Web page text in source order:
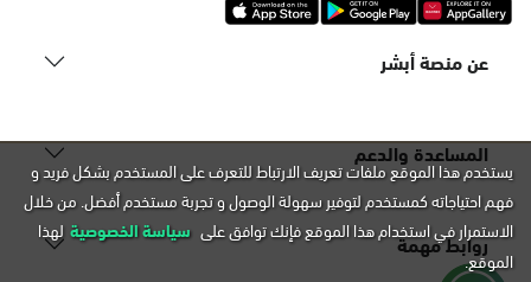
عن منصة أبشر
المساعدة والدعم
روابط مهمة
يستخدم هذا الموقع ملفات تعريف الارتباط للتعرف على المستخدم بشكل فريد و
فهم احتياجاته كمستخدم لتوفير سهولة الوصول و تجربة مستخدم أفضل. من خلال
الاستمرار في استخدام هذا الموقع فإنك توافق على سياسة الخصوصية لهذا
الموقع.